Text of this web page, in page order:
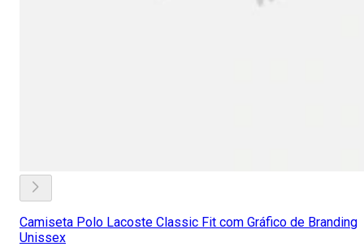
Camiseta Polo Lacoste Classic Fit com Gráfico de Branding
Unissex